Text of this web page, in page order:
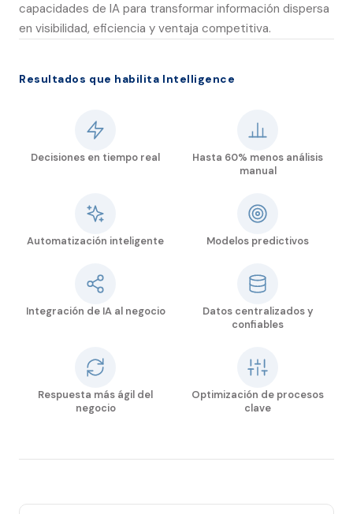
capacidades de IA para transformar información dispersa
en visibilidad, eficiencia y ventaja competitiva.
Resultados que habilita Intelligence
Decisiones en tiempo real
Hasta 60% menos análisis
manual
Automatización inteligente Modelos predictivos
Integración de IA al negocio
Datos centralizados y
confiables
Respuesta más ágil del
negocio
Optimización de procesos
clave